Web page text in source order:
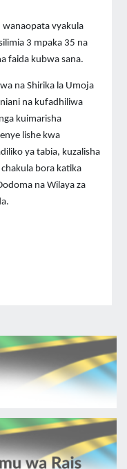
vyakula
3 mpaka 35 na
faida kubwa sana.
na Shirika la Umoja
na kufadhiliwa
kuimarisha
lishe kwa
ya tabia, kuzalisha
bora katika
na Wilaya za